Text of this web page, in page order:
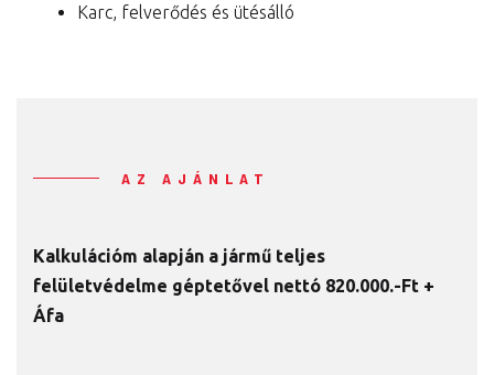
Karc, felverődés és ütésálló
AZ AJÁNLAT
Kalkulációm alapján a jármű teljes
felületvédelme géptetővel nettó 820.000.-Ft +
Áfa